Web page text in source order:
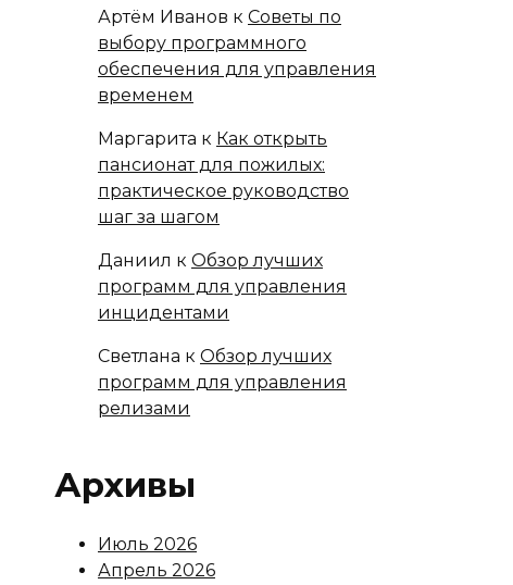
Артём Иванов к Советы по
выбору программного
обеспечения для управления
временем
Маргарита к Как открыть
пансионат для пожилых:
практическое руководство
шаг за шагом
Даниил к Обзор лучших
программ для управления
инцидентами
Светлана к Обзор лучших
программ для управления
релизами
Архивы
Июль 2026
Апрель 2026